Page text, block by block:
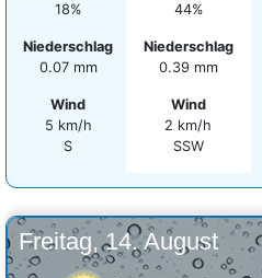
18%
Niederschlag
0.07 mm
Wind
5 km/h
S
44%
Niederschlag
0.39 mm
Wind
2 km/h
SSW
Freitag, 14. August